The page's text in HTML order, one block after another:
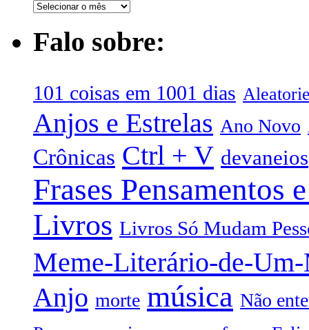
Falo sobre:
101 coisas em 1001 dias
Anjos e Estrelas Ano Novo
Crônicas Ctrl + V devaneios
Frases Pensamentos
Livros Livros Só Mudam
Meme-Literário-de-
Anjo morte música Não